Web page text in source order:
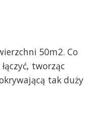
50m2. Co
tworząc
tak duży